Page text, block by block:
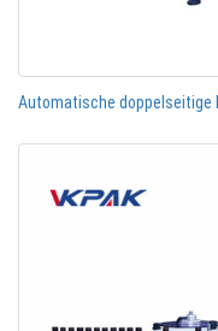
Automatische doppelseitige